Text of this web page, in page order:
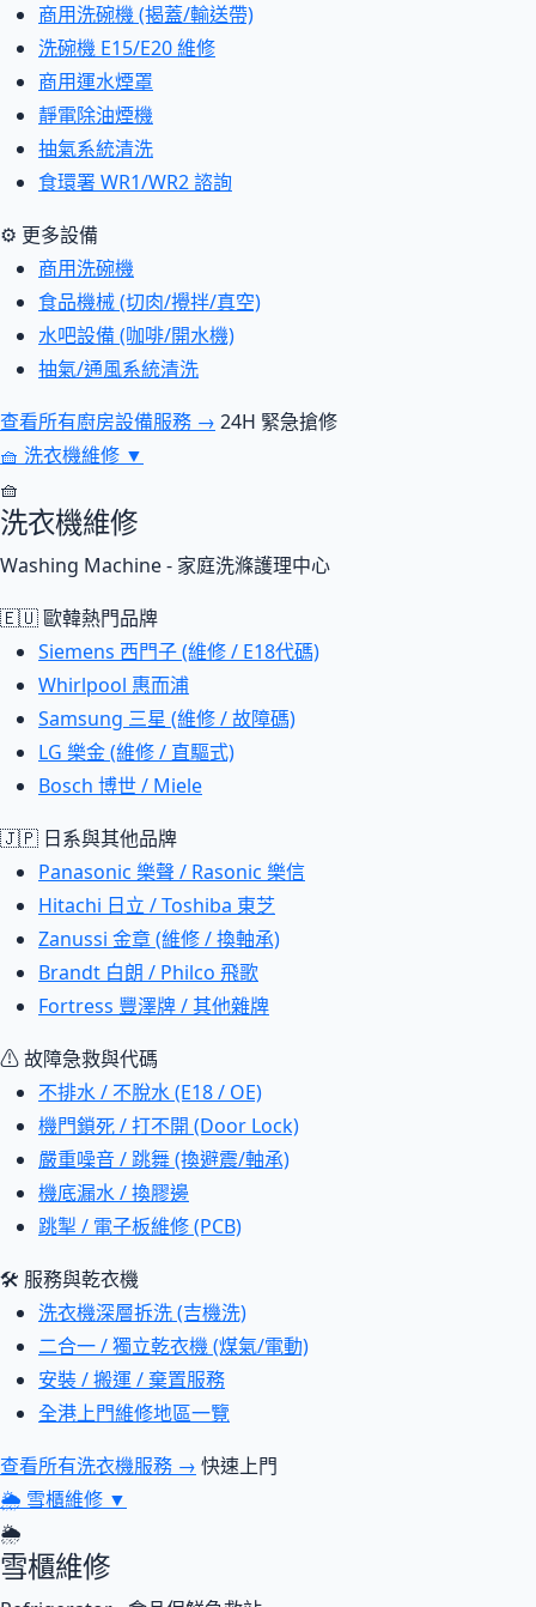
商用洗碗機 (揭蓋/輸送帶)
洗碗機 E15/E20 維修
商用運水煙罩
靜電除油煙機
抽氣系統清洗
食環署 WR1/WR2 諮詢
⚙ 更多設備
商用洗碗機
食品機械 (切肉/攪拌/真空)
水吧設備 (咖啡/開水機)
抽氣/通風系統清洗
查看所有廚房設備服務 → 24H 緊急搶修
🧺 洗衣機維修 ▼
🧺
洗衣機維修
Washing Machine - 家庭洗滌護理中心
🇪🇺 歐韓熱門品牌
Siemens 西門子 (維修 / E18代碼)
Whirlpool 惠而浦
Samsung 三星 (維修 / 故障碼)
LG 樂金 (維修 / 直驅式)
Bosch 博世 / Miele
🇯🇵 日系與其他品牌
Panasonic 樂聲 / Rasonic 樂信
Hitachi 日立 / Toshiba 東芝
Zanussi 金章 (維修 / 換軸承)
Brandt 白朗 / Philco 飛歌
Fortress 豐澤牌 / 其他雜牌
⚠ 故障急救與代碼
不排水 / 不脫水 (E18 / OE)
機門鎖死 / 打不開 (Door Lock)
嚴重噪音 / 跳舞 (換避震/軸承)
機底漏水 / 換膠邊
跳掣 / 電子板維修 (PCB)
🛠 服務與乾衣機
洗衣機深層拆洗 (吉機洗)
二合一 / 獨立乾衣機 (煤氣/電動)
安裝 / 搬運 / 棄置服務
全港上門維修地區一覽
查看所有洗衣機服務 → 快速上門
🌦 雪櫃維修 ▼
🌦
雪櫃維修